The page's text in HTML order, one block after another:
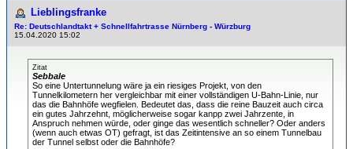
Lieblingsfranke
Re: Deutschlandtakt + Schnellfahrtrasse Nürnberg - Würzburg
15.04.2020 15:02
Zitat
Sebbale
So eine Untertunnelung wäre ja ein riesiges Projekt, von den
Tunnelkilometern her vergleichbar mit einer vollständigen U-Bahn-Linie, nur
das die Bahnhöfe wegfielen. Bedeutet das, dass die reine Bauzeit auch circa
ein gutes Jahrzehnt, möglicherweise sogar kanpp zwei Jahrzente, in
Anspruch nehmen würde, oder ginge das wesentlich schneller? Oder anders
(wenn auch etwas OT) gefragt, ist das Zeitintensive an so einem Tunnelbau
der Tunnel selbst oder die Bahnhöfe?